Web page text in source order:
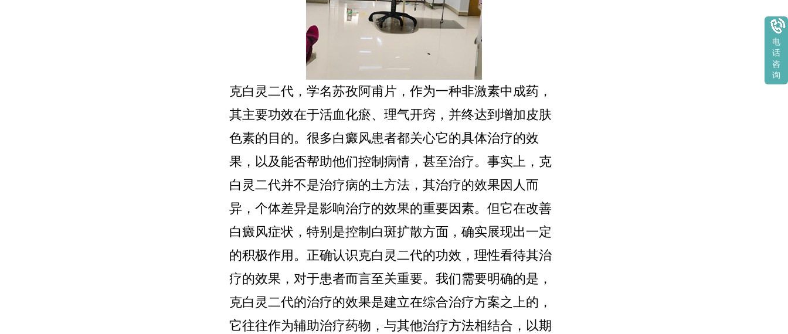
克白灵二代，学名苏孜阿甫片，作为一种非激素中成药，
其主要功效在于活血化瘀、理气开窍，并终达到增加皮肤
色素的目的。很多白癜风患者都关心它的具体治疗的效
果，以及能否帮助他们控制病情，甚至治疗。事实上，克
白灵二代并不是治疗病的土方法，其治疗的效果因人而
异，个体差异是影响治疗的效果的重要因素。但它在改善
白癜风症状，特别是控制白斑扩散方面，确实展现出一定
的积极作用。正确认识克白灵二代的功效，理性看待其治
疗的效果，对于患者而言至关重要。我们需要明确的是，
克白灵二代的治疗的效果是建立在综合治疗方案之上的，
它往往作为辅助治疗药物，与其他治疗方法相结合，以期
电
话
咨
询